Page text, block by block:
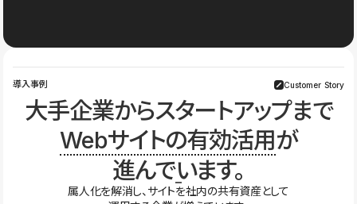
導入事例 Customer Story
大手企業からスタートアップまで
Webサイトの有効活用が
進んでいます。
属人化を解消し、サイトを社内の共有資産として